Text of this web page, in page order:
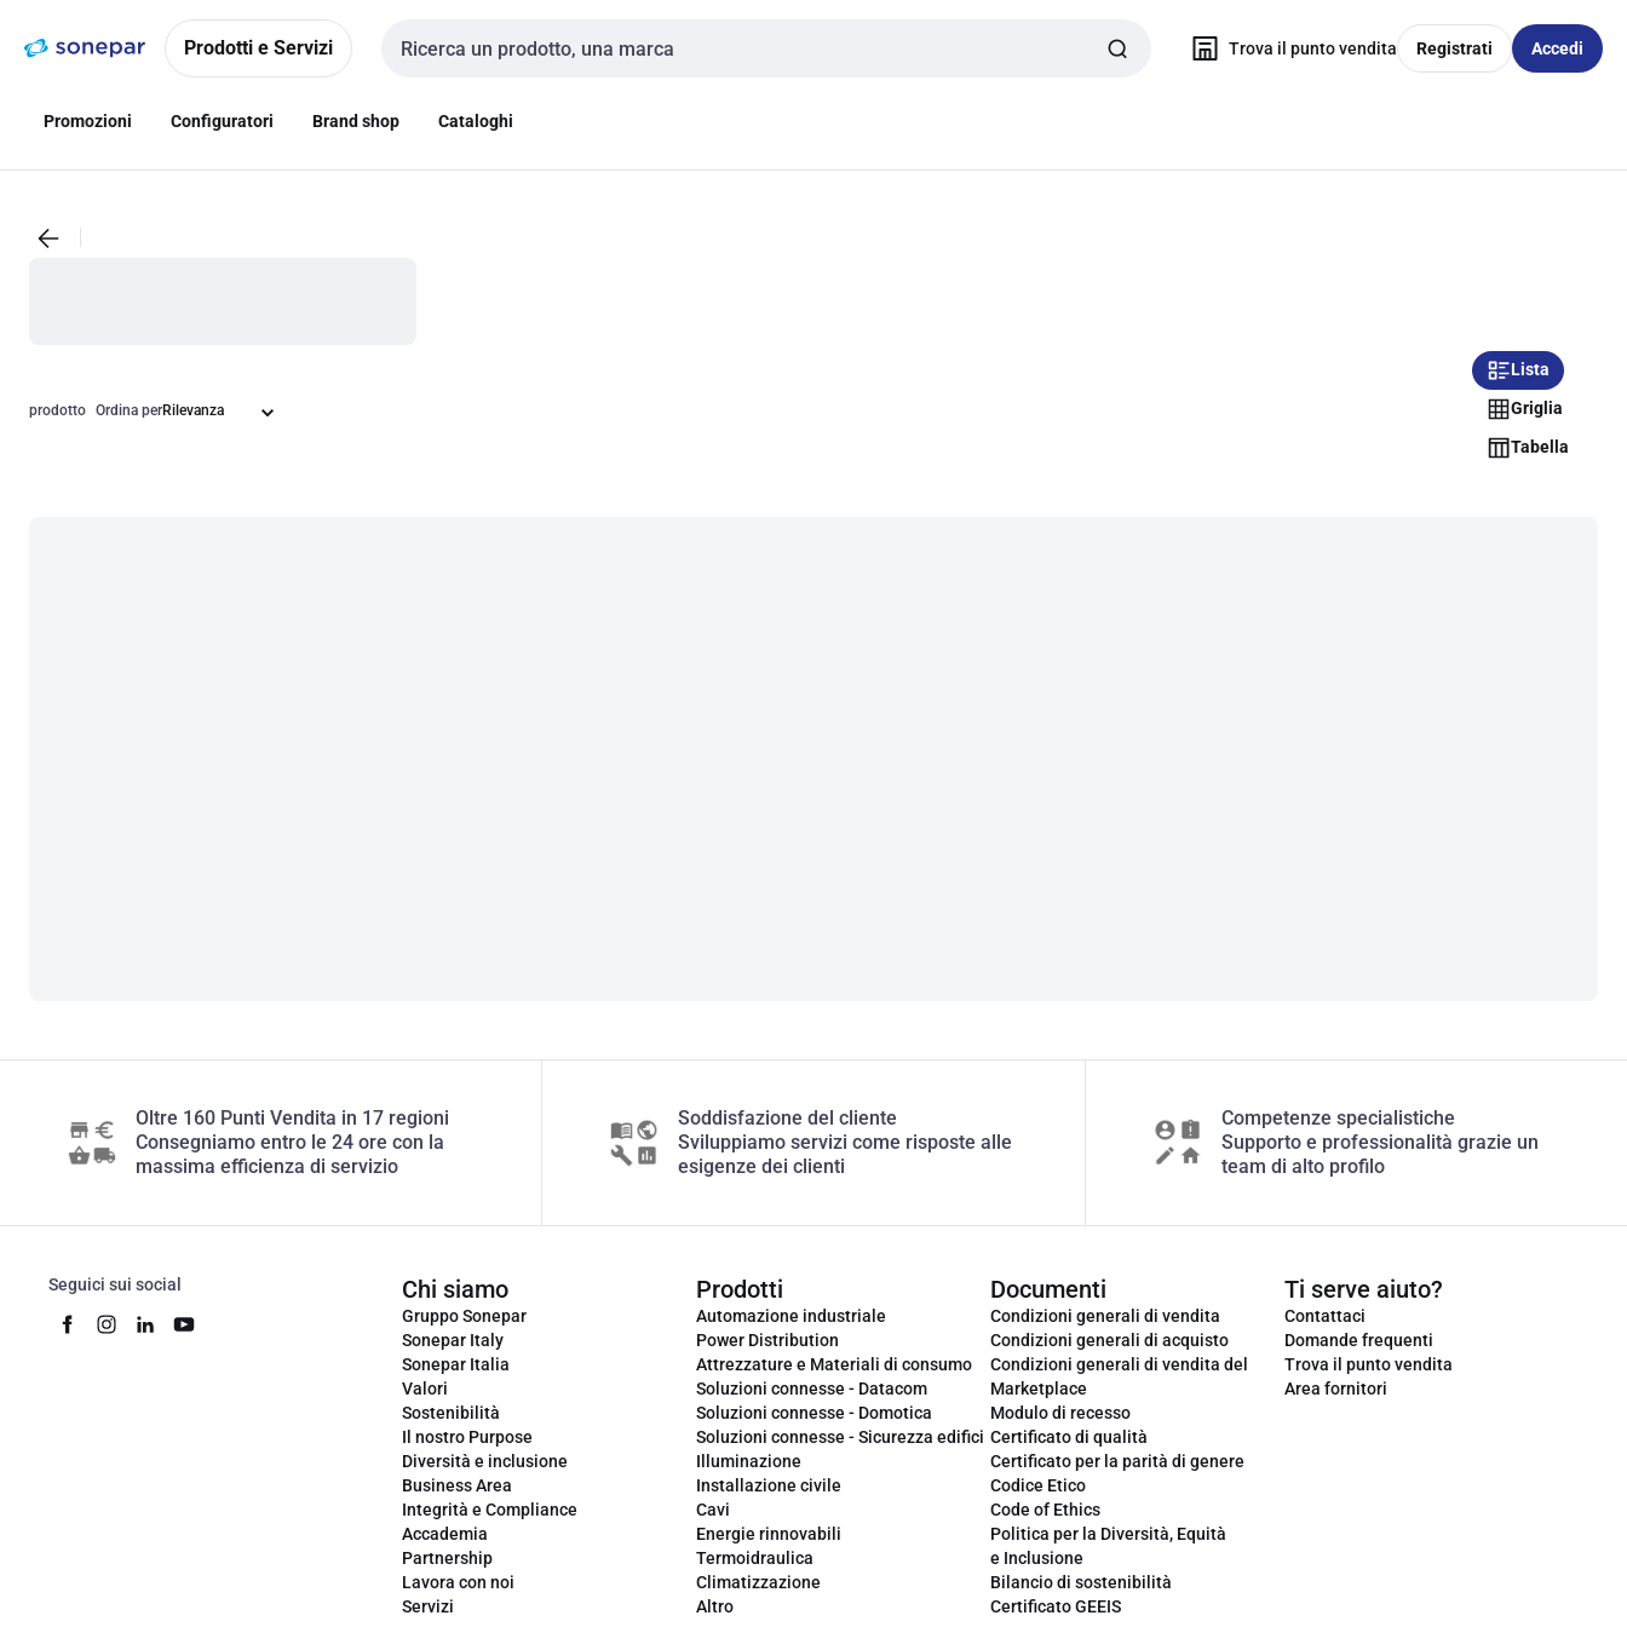
navigazionealla
Prodotti e Servizi
Cerca input
Trova il punto vendita Registrati Accedi
Promozioni Configuratori Brand shop Cataloghi
prodotto Ordina per
Lista
Griglia
Tabella
Oltre 160 Punti Vendita in 17 regioni
Consegniamo entro le 24 ore con la
massima efficienza di servizio
Soddisfazione del cliente
Sviluppiamo servizi come risposte alle
esigenze dei clienti
Competenze specialistiche
Supporto e professionalità grazie un
team di alto profilo
Seguici sui social Chi siamo
Gruppo Sonepar
Sonepar Italy
Sonepar Italia
Valori
Sostenibilità
Il nostro Purpose
Diversità e inclusione
Business Area
Integrità e Compliance
Accademia
Partnership
Lavora con noi
Servizi
Prodotti
Automazione industriale
Power Distribution
Attrezzature e Materiali di consumo
Soluzioni connesse - Datacom
Soluzioni connesse - Domotica
Soluzioni connesse - Sicurezza edifici
Illuminazione
Installazione civile
Cavi
Energie rinnovabili
Termoidraulica
Climatizzazione
Altro
Documenti
Condizioni generali di vendita
Condizioni generali di acquisto
Condizioni generali di vendita del
Marketplace
Modulo di recesso
Certificato di qualità
Certificato per la parità di genere
Codice Etico
Code of Ethics
Politica per la Diversità, Equità
e Inclusione
Bilancio di sostenibilità
Certificato GEEIS
Ti serve aiuto?
Contattaci
Domande frequenti
Trova il punto vendita
Area fornitori